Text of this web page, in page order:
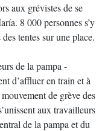
aux grévistes de se
8 000 personnes s’y
tentes sur une place.
de la pampa -
d’affluer en train et à
de grève des
aux travailleurs
de la pampa et du